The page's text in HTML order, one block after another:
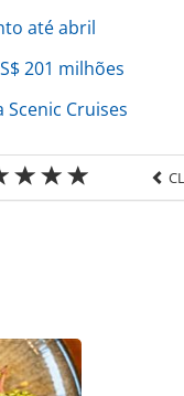
até abril
201 milhões
Scenic Cruises
02/royal-
oferecidas na
pela legislação
da PANROTAS